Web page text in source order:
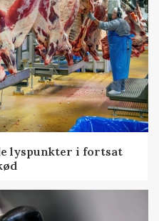
lyspunkter i fortsat